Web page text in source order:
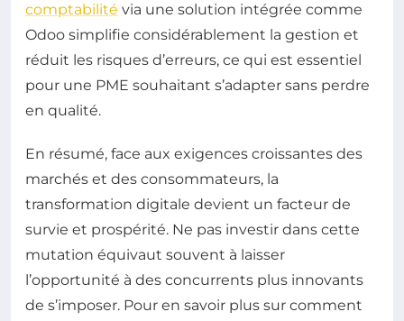
comptabilité via une solution intégrée comme
Odoo simplifie considérablement la gestion et
réduit les risques d’erreurs, ce qui est essentiel
pour une PME souhaitant s’adapter sans perdre
en qualité.
En résumé, face aux exigences croissantes des
marchés et des consommateurs, la
transformation digitale devient un facteur de
survie et prospérité. Ne pas investir dans cette
mutation équivaut souvent à laisser
l’opportunité à des concurrents plus innovants
de s’imposer. Pour en savoir plus sur comment